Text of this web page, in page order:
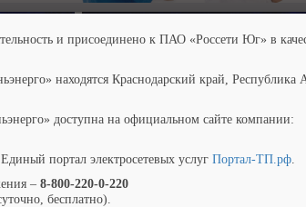
и присоединено к ПАО «Россети Юг» в
находятся Краснодарский край, Республика
доступна на официальном сайте компании:
портал электросетевых услуг Портал-ТП.рф.
– 8-800-220-0-220
бесплатно).